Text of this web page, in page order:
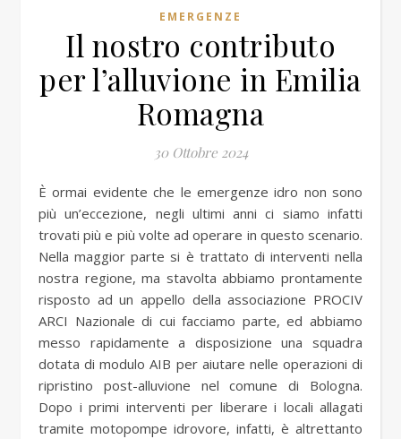
EMERGENZE
Il nostro contributo
per l’alluvione in Emilia
Romagna
30 Ottobre 2024
È ormai evidente che le emergenze idro non sono
più un’eccezione, negli ultimi anni ci siamo infatti
trovati più e più volte ad operare in questo scenario.
Nella maggior parte si è trattato di interventi nella
nostra regione, ma stavolta abbiamo prontamente
risposto ad un appello della associazione PROCIV
ARCI Nazionale di cui facciamo parte, ed abbiamo
messo rapidamente a disposizione una squadra
dotata di modulo AIB per aiutare nelle operazioni di
ripristino post-alluvione nel comune di Bologna.
Dopo i primi interventi per liberare i locali allagati
tramite motopompe idrovore, infatti, è altrettanto